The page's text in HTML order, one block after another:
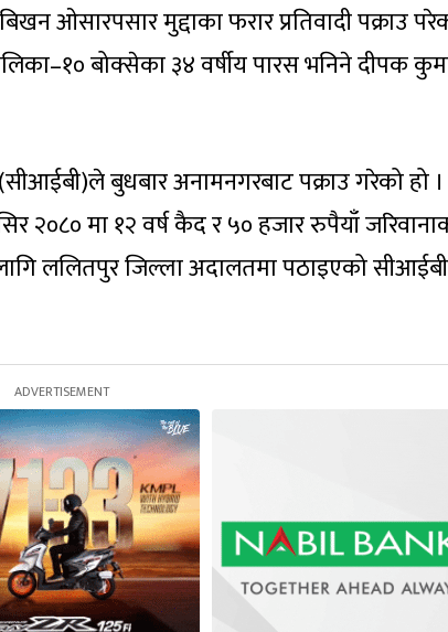
ओसारपसार मुद्दाका फरार प्रतिवादी पक्राउ
बोक्सेका ३४ वर्षीय पारस भनिने दीपक
बुधबार अनामनगरबाट पक्राउ गरेको हो ।
२०८० मा १२ वर्ष कैद र ५० हजार रुपैयाँ
ललितपुर जिल्ला अदालतमा पठाइएको